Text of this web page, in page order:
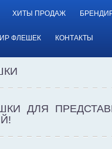
ХИТЫ ПРОДАЖ
ФЛЕШЕК КОНТАКТЫ
ДЛЯ